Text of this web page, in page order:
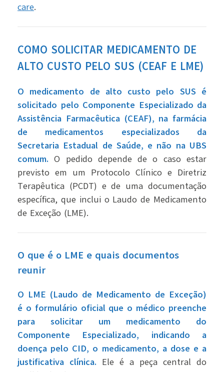
care.
COMO SOLICITAR MEDICAMENTO DE
ALTO CUSTO PELO SUS (CEAF E LME)
O medicamento de alto custo pelo SUS é
solicitado pelo Componente Especializado da
Assistência Farmacêutica (CEAF), na farmácia
de medicamentos especializados da
Secretaria Estadual de Saúde, e não na UBS
comum. O pedido depende de o caso estar
previsto em um Protocolo Clínico e Diretriz
Terapêutica (PCDT) e de uma documentação
específica, que inclui o Laudo de Medicamento
de Exceção (LME).
O que é o LME e quais documentos
reunir
O LME (Laudo de Medicamento de Exceção)
é o formulário oficial que o médico preenche
para solicitar um medicamento do
Componente Especializado, indicando a
doença pelo CID, o medicamento, a dose e a
justificativa clínica. Ele é a peça central do